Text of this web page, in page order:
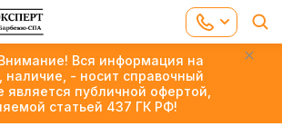
Вся информация на
наличие, - носит справочный
является публичной офертой,
статьей 437 ГК РФ!